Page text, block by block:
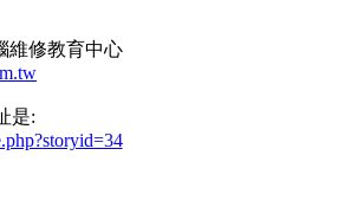
維修教育中心
是: